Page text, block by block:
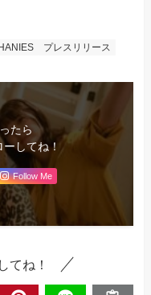
プレスリリース
たら
してね！
Follow Me
てね！